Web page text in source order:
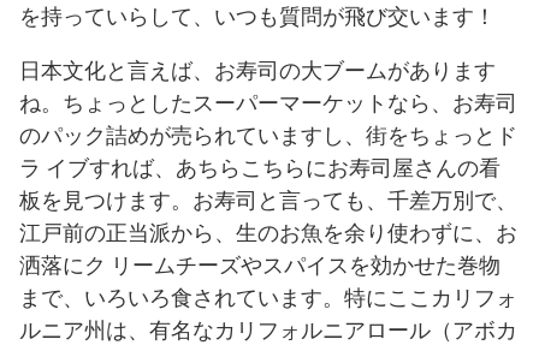
を持っていらして、いつも質問が飛び交います！
日本文化と言えば、お寿司の大ブームがあります
ね。ちょっとしたスーパーマーケットなら、お寿司
のパック詰めが売られていますし、街をちょっとド
ラ イブすれば、あちらこちらにお寿司屋さんの看
板を見つけます。お寿司と言っても、千差万別で、
江戸前の正当派から、生のお魚を余り使わずに、お
洒落にク リームチーズやスパイスを効かせた巻物
まで、いろいろ食されています。特にここカリフォ
ルニア州は、有名なカリフォルニアロール（アボカ